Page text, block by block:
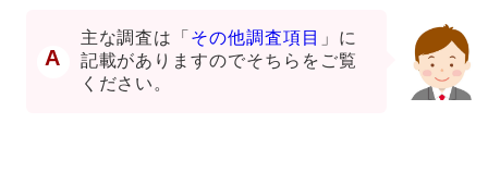
A
主な調査は「 その他調査項目
」に
記載がありますのでそちらをご覧
ください。